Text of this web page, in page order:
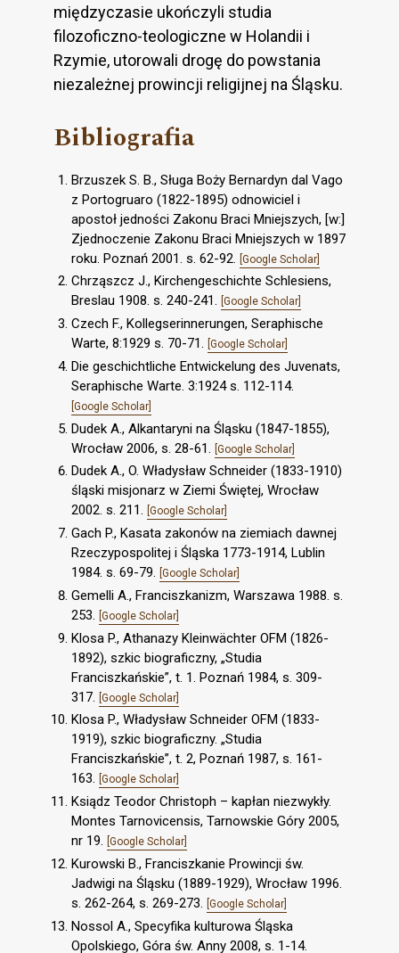
międzyczasie ukończyli studia
filozoficzno-teologiczne w Holandii i
Rzymie, utorowali drogę do powstania
niezależnej prowincji religijnej na Śląsku.
Bibliografia
Brzuszek S. B., Sługa Boży Bernardyn dal Vago
z Portogruaro (1822-1895) odnowiciel i
apostoł jedności Zakonu Braci Mniejszych, [w:]
Zjednoczenie Zakonu Braci Mniejszych w 1897
roku. Poznań 2001. s. 62-92.
[Google Scholar]
Chrząszcz J., Kirchengeschichte Schlesiens,
Breslau 1908. s. 240-241. [Google Scholar]
Czech F., Kollegserinnerungen, Seraphische
Warte, 8:1929 s. 70-71. [Google Scholar]
Die geschichtliche Entwickelung des Juvenats,
Seraphische Warte. 3:1924 s. 112-114.
[Google Scholar]
Dudek A., Alkantaryni na Śląsku (1847-1855),
Wrocław 2006, s. 28-61.
[Google Scholar]
Dudek A., O. Władysław Schneider (1833-1910)
śląski misjonarz w Ziemi Świętej, Wrocław
2002. s. 211. [Google Scholar]
Gach P., Kasata zakonów na ziemiach dawnej
Rzeczypospolitej i Śląska 1773-1914, Lublin
1984. s. 69-79. [Google Scholar]
Gemelli A., Franciszkanizm, Warszawa 1988. s.
253. [Google Scholar]
Klosa P., Athanazy Kleinwächter OFM (1826-
1892), szkic biograficzny, „Studia
Franciszkańskie”, t. 1. Poznań 1984, s. 309-
317.
[Google Scholar]
Klosa P., Władysław Schneider OFM (1833-
1919), szkic biograficzny. „Studia
Franciszkańskie”, t. 2, Poznań 1987, s. 161-
163. [Google Scholar]
Ksiądz Teodor Christoph – kapłan niezwykły.
Montes Tarnovicensis, Tarnowskie Góry 2005,
nr 19. [Google Scholar]
Kurowski B., Franciszkanie Prowincji św.
Jadwigi na Śląsku (1889-1929), Wrocław 1996.
s. 262-264, s. 269-273. [Google Scholar]
Nossol A., Specyfika kulturowa Śląska
Opolskiego, Góra św. Anny 2008, s. 1-14.